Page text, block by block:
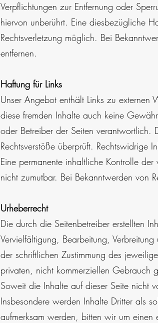
Verpflichtungen zur Entfernung oder
hiervon unberührt. Eine diesbezügliche
Rechtsverletzung möglich. Bei
entfernen.
Haftung für Links
Unser Angebot enthält Links zu
diese fremden Inhalte auch keine
oder Betreiber der Seiten verantwortlich.
Rechtsverstöße überprüft. Rechtswidrige
Eine permanente inhaltliche Kontrolle
nicht zumutbar. Bei Bekanntwerden von
Urheberrecht
Die durch die Seitenbetreiber erstellten
Vervielfältigung, Bearbeitung,
der schriftlichen Zustimmung des
privaten, nicht kommerziellen Gebrauch
Soweit die Inhalte auf dieser Seite nicht
Insbesondere werden Inhalte Dritter als
aufmerksam werden, bitten wir um